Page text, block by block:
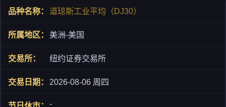
道琼斯工业平均（DJ30）
美洲-美国
纽约证券交易所
2026-08-06 周四
-